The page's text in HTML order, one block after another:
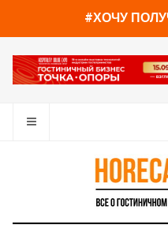
#ХОЧУ